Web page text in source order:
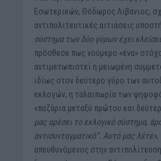
Εσωτερικών, Θόδωρος Λιβάνιος,
αντιπολιτευτικές αιτιάσεις
σύστημα των δύο γύρων έχει
πρόσθεσε πως νούμερο «ένα»
αντιμετωπιστεί η μειωμένη
ιδίως στον δεύτερο γύρο των
εκλογών, η ταλαιπωρία των
«παζάρια μεταξύ πρώτου και
μας αρέσει το εκλογικό σύστημα, άρα
αντισυνταγματικό”. Αυτό μας λέτε»,
απευθυνόμενος στην